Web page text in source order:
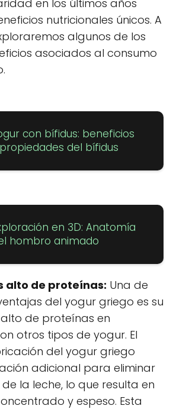
en los últimos años
nutricionales únicos. A
algunos de los
asociados al consumo
con bífidus: beneficios
del bífidus
en 3D: Anatomía
hombro animado
alto de proteínas: Una de
del yogur griego es su
de proteínas en
otros tipos de yogur. El
del yogur griego
adicional para eliminar
la leche, lo que resulta en
y espeso. Esta